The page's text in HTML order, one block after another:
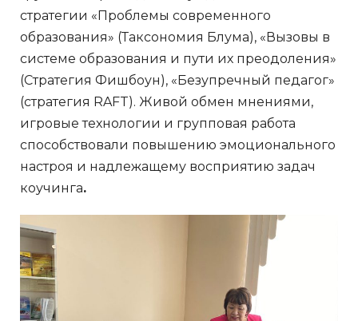
стратегии «Проблемы современного
образования» (Таксономия Блума), «Вызовы в
системе образования и пути их преодоления»
(Стратегия Фишбоун), «Безупречный педагог»
(стратегия RAFT). Живой обмен мнениями,
игровые технологии и групповая работа
способствовали повышению эмоционального
настроя и надлежащему восприятию задач
коучинга.